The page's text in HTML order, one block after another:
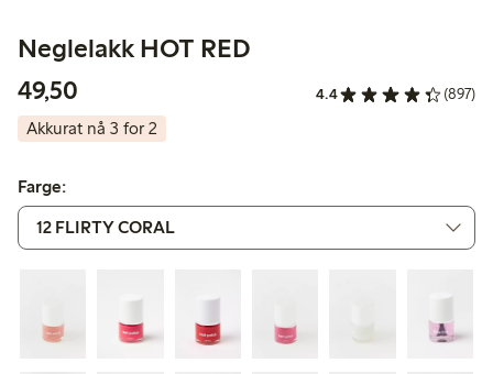
Neglelakk HOT RED
49,50
4.4 (897)
Akkurat nå 3 for 2
Farge: